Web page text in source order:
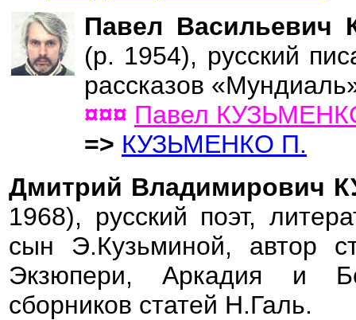
Павел
(р. 1954), русский
рассказов
¤¤¤ Павел
=> КУЗЬМЕНКО П.
Дмитрий Владимирович
1968), русский поэт,
сын Э.Кузьминой, автор
Экзюпери, Аркадия и
сборников статей Н.Галь.